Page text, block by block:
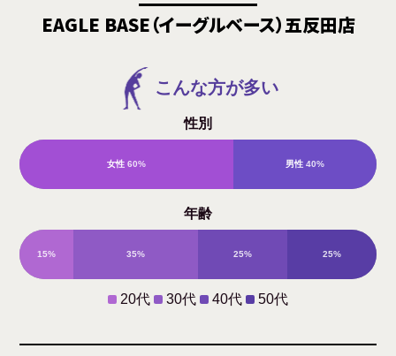
EAGLE BASE（イーグルベース）五反田店
こんな方が多い
性別
女性 60% 男性 40%
年齢
15% 35% 25% 25%
20代 30代 40代 50代